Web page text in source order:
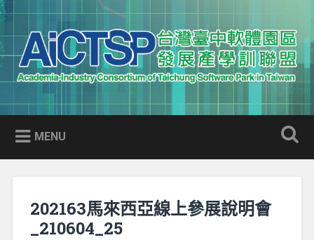
Skip
to
content
Search
AICTSP 台灣臺中軟體園區發展
產學訓聯盟
Academia-Industry Consortium of Taichung Software Park
in Taiwan
MENU
202163馬來西亞線上參展說明會
_210604_25